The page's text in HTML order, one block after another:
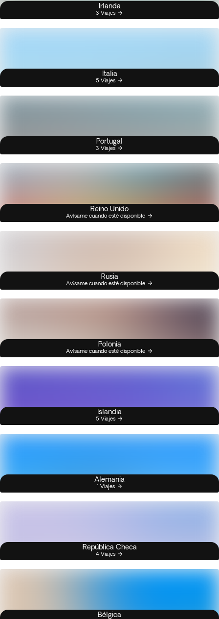
Irlanda
3 Viajes
Italia
5 Viajes
Portugal
3 Viajes
Reino Unido
Avísame cuando esté disponible
Rusia
Avísame cuando esté disponible
Polonia
Avísame cuando esté disponible
Islandia
5 Viajes
Alemania
1 Viajes
República Checa
4 Viajes
Bélgica